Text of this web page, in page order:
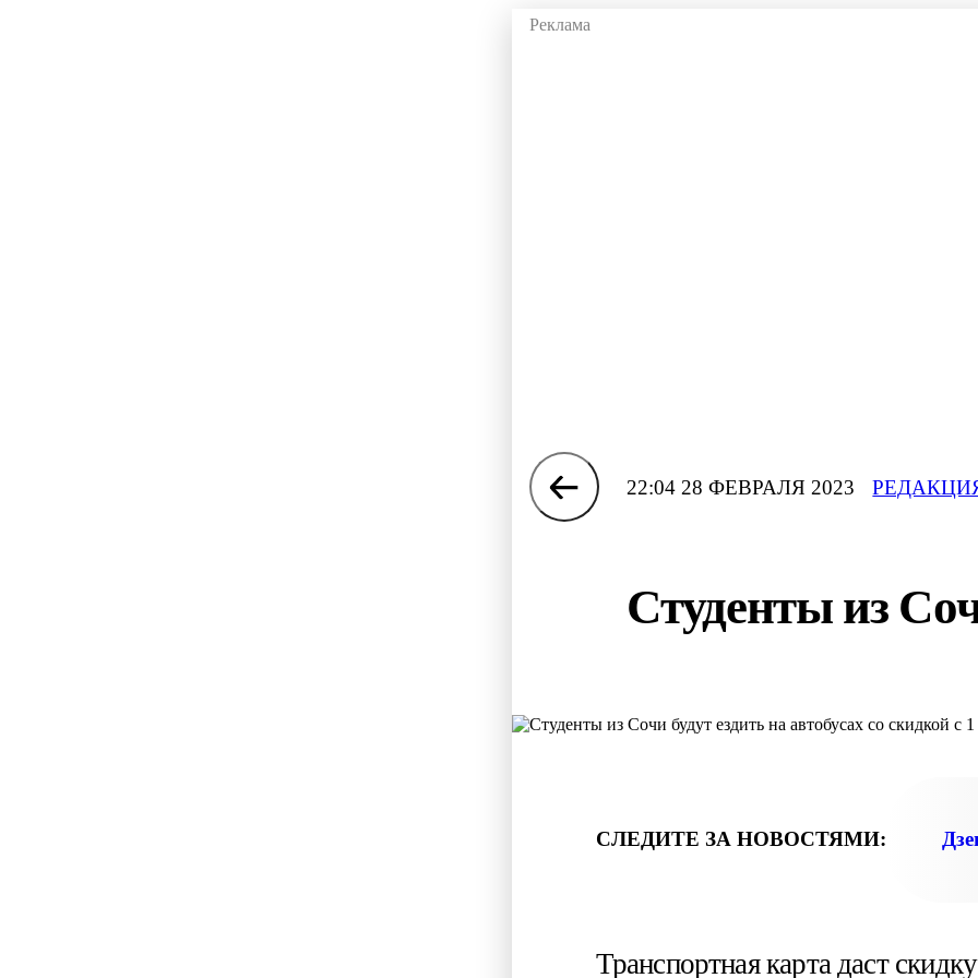
22:04 28 ФЕВРАЛЯ 2023
Студенты из
СЛЕДИТЕ ЗА НОВОСТЯМИ:
Транспортная карта даст